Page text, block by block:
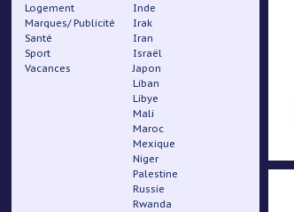
Logement
Marques/ Publicité
Santé
Sport
Vacances
Inde
Irak
Iran
Israël
Japon
Liban
Libye
Mali
Maroc
Mexique
Niger
Palestine
Russie
Rwanda